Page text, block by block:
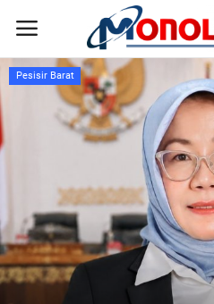
Disclaimer
Susunan Redaksi
Lampung Selatan
Puluhan Ribu Warga